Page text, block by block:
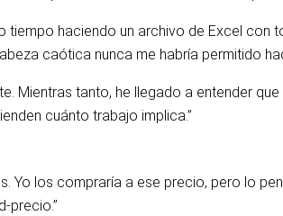
tiempo haciendo un archivo de Excel
caótica nunca me habría permitido
Mientras tanto, he llegado a entender
cuánto trabajo implica.”
Yo los compraría a ese precio, pero lo
precio.”